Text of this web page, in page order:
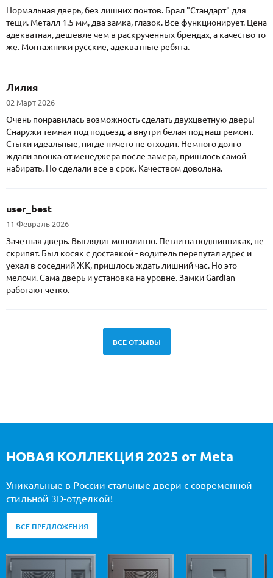
Нормальная дверь, без лишних понтов. Брал "Стандарт" для
тещи. Металл 1.5 мм, два замка, глазок. Все функционирует. Цена
адекватная, дешевле чем в раскрученных брендах, а качество то
же. Монтажники русские, адекватные ребята.
Лилия
02 Март 2026
Очень понравилась возможность сделать двухцветную дверь!
Снаружи темная под подъезд, а внутри белая под наш ремонт.
Стыки идеальные, нигде ничего не отходит. Немного долго
ждали звонка от менеджера после замера, пришлось самой
набирать. Но сделали все в срок. Качеством довольна.
user_best
11 Февраль 2026
Зачетная дверь. Выглядит монолитно. Петли на подшипниках, не
скрипят. Был косяк с доставкой - водитель перепутал адрес и
уехал в соседний ЖК, пришлось ждать лишний час. Но это
мелочи. Сама дверь и установка на уровне. Замки Gardian
работают четко.
ВСЕ ОТЗЫВЫ
НОВАЯ КОЛЛЕКЦИЯ 2025 от Meta
Уникальные в России стальные двери с современной
стильной 3D-отделкой!
ВСЕ ПРЕДЛОЖЕНИЯ